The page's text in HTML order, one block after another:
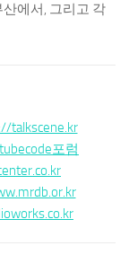
에서, 그리고 각
talkscene.kr
포럼